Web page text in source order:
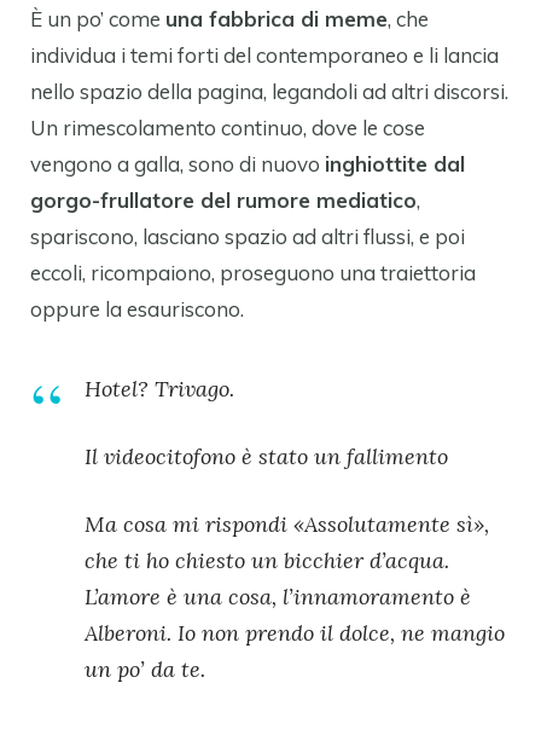
È un po’ come una fabbrica di meme, che
individua i temi forti del contemporaneo e li lancia
nello spazio della pagina, legandoli ad altri discorsi.
Un rimescolamento continuo, dove le cose
vengono a galla, sono di nuovo inghiottite dal
gorgo-frullatore del rumore mediatico,
spariscono, lasciano spazio ad altri flussi, e poi
eccoli, ricompaiono, proseguono una traiettoria
oppure la esauriscono.
Hotel? Trivago.
Il videocitofono è stato un fallimento
Ma cosa mi rispondi «Assolutamente sì»,
che ti ho chiesto un bicchier d’acqua.
L’amore è una cosa, l’innamoramento è
Alberoni. Io non prendo il dolce, ne mangio
un po’ da te.